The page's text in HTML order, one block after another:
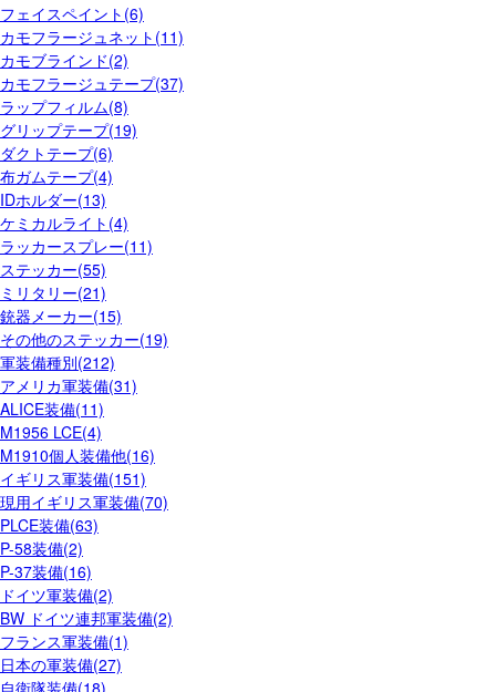
フェイスペイント(6)
カモフラージュネット(11)
カモブラインド(2)
カモフラージュテープ(37)
ラップフィルム(8)
グリップテープ(19)
ダクトテープ(6)
布ガムテープ(4)
IDホルダー(13)
ケミカルライト(4)
ラッカースプレー(11)
ステッカー(55)
ミリタリー(21)
銃器メーカー(15)
その他のステッカー(19)
軍装備種別(212)
アメリカ軍装備(31)
ALICE装備(11)
M1956 LCE(4)
M1910個人装備他(16)
イギリス軍装備(151)
現用イギリス軍装備(70)
PLCE装備(63)
P-58装備(2)
P-37装備(16)
ドイツ軍装備(2)
BW ドイツ連邦軍装備(2)
フランス軍装備(1)
日本の軍装備(27)
自衛隊装備(18)